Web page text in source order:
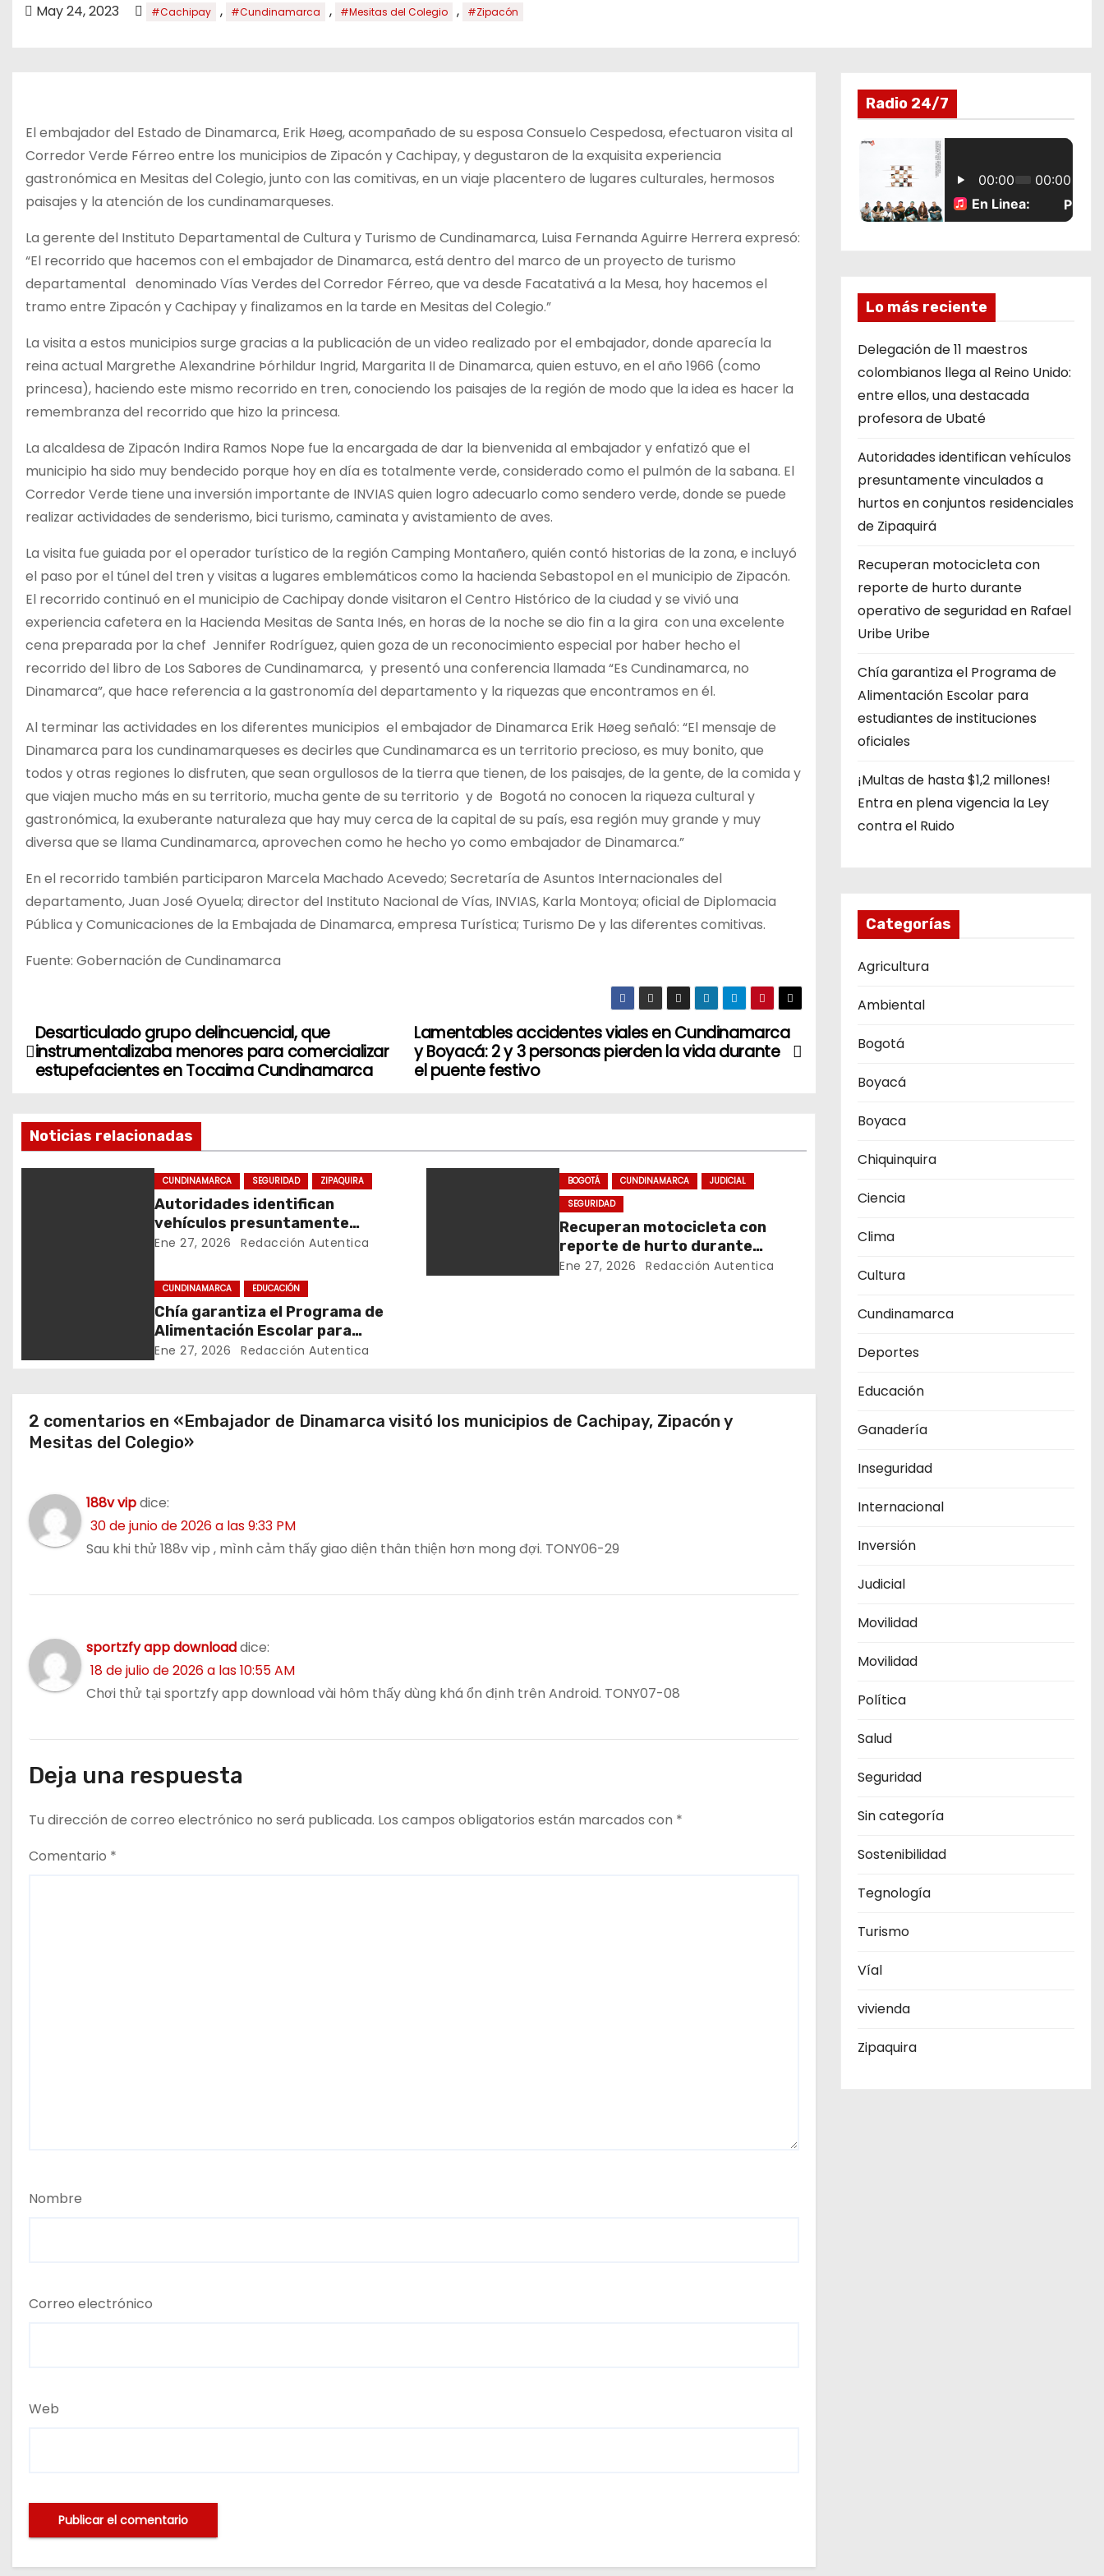
May 24, 2023 #Cachipay , #Cundinamarca , #Mesitas del Colegio , #Zipacón
El embajador del Estado de Dinamarca, Erik Høeg, acompañado de su esposa Consuelo Cespedosa, efectuaron visita al
Corredor Verde Férreo entre los municipios de Zipacón y Cachipay, y degustaron de la exquisita experiencia
gastronómica en Mesitas del Colegio, junto con las comitivas, en un viaje placentero de lugares culturales, hermosos
paisajes y la atención de los cundinamarqueses.
La gerente del Instituto Departamental de Cultura y Turismo de Cundinamarca, Luisa Fernanda Aguirre Herrera expresó:
“El recorrido que hacemos con el embajador de Dinamarca, está dentro del marco de un proyecto de turismo
departamental denominado Vías Verdes del Corredor Férreo, que va desde Facatativá a la Mesa, hoy hacemos el
tramo entre Zipacón y Cachipay y finalizamos en la tarde en Mesitas del Colegio.”
La visita a estos municipios surge gracias a la publicación de un video realizado por el embajador, donde aparecía la
reina actual Margrethe Alexandrine Þórhildur Ingrid, Margarita II de Dinamarca, quien estuvo, en el año 1966 (como
princesa), haciendo este mismo recorrido en tren, conociendo los paisajes de la región de modo que la idea es hacer la
remembranza del recorrido que hizo la princesa.
La alcaldesa de Zipacón Indira Ramos Nope fue la encargada de dar la bienvenida al embajador y enfatizó que el
municipio ha sido muy bendecido porque hoy en día es totalmente verde, considerado como el pulmón de la sabana. El
Corredor Verde tiene una inversión importante de INVIAS quien logro adecuarlo como sendero verde, donde se puede
realizar actividades de senderismo, bici turismo, caminata y avistamiento de aves.
La visita fue guiada por el operador turístico de la región Camping Montañero, quién contó historias de la zona, e incluyó
el paso por el túnel del tren y visitas a lugares emblemáticos como la hacienda Sebastopol en el municipio de Zipacón.
El recorrido continuó en el municipio de Cachipay donde visitaron el Centro Histórico de la ciudad y se vivió una
experiencia cafetera en la Hacienda Mesitas de Santa Inés, en horas de la noche se dio fin a la gira con una excelente
cena preparada por la chef Jennifer Rodríguez, quien goza de un reconocimiento especial por haber hecho el
recorrido del libro de Los Sabores de Cundinamarca, y presentó una conferencia llamada “Es Cundinamarca, no
Dinamarca”, que hace referencia a la gastronomía del departamento y la riquezas que encontramos en él.
Al terminar las actividades en los diferentes municipios el embajador de Dinamarca Erik Høeg señaló: “El mensaje de
Dinamarca para los cundinamarqueses es decirles que Cundinamarca es un territorio precioso, es muy bonito, que
todos y otras regiones lo disfruten, que sean orgullosos de la tierra que tienen, de los paisajes, de la gente, de la comida y
que viajen mucho más en su territorio, mucha gente de su territorio y de Bogotá no conocen la riqueza cultural y
gastronómica, la exuberante naturaleza que hay muy cerca de la capital de su país, esa región muy grande y muy
diversa que se llama Cundinamarca, aprovechen como he hecho yo como embajador de Dinamarca.”
En el recorrido también participaron Marcela Machado Acevedo; Secretaría de Asuntos Internacionales del
departamento, Juan José Oyuela; director del Instituto Nacional de Vías, INVIAS, Karla Montoya; oficial de Diplomacia
Pública y Comunicaciones de la Embajada de Dinamarca, empresa Turística; Turismo De y las diferentes comitivas.
Fuente: Gobernación de Cundinamarca
N
a
e
g
e
e
t
a
a
s
Lamentables accidentes viales en Cundinamarca
y Boyacá: 2 y 3 personas pierden la vida durante
el puente festivo
Desarticulado grupo delincuencial, que
instrumentalizaba menores para comercializar
estupefacientes en Tocaima Cundinamarca
Noticias relacionadas
CUNDINAMARCA SEGURIDAD ZIPAQUIRA
Autoridades identifican
vehículos presuntamente
vinculados a hurtos en
Zipaquirá
Ene 27, 2026 Redacción Autentica
BOGOTÁ CUNDINAMARCA
JUDICIAL
SEGURIDAD
Recuperan motocicleta con
reporte de hurto durante
operativo de seguridad en
Ene 27, 2026 Redacción Autentica
CUNDINAMARCA EDUCACIÓN
Chía garantiza el Programa de
Alimentación Escolar para
estudiantes de instituciones
Ene 27, 2026 Redacción Autentica
2 comentarios en «Embajador de Dinamarca visitó los municipios de Cachipay, Zipacón y
Mesitas del Colegio»
188v vipdice:
30 de junio de 2026 a las 9:33 PM
Sau khi thử 188v vip , mình cảm thấy giao diện thân thiện hơn mong đợi. TONY06-29
sportzfy app downloaddice:
18 de julio de 2026 a las 10:55 AM
Chơi thử tại sportzfy app download vài hôm thấy dùng khá ổn định trên Android. TONY07-08
Deja una respuesta
Tu dirección de correo electrónico no será publicada. Los campos obligatorios están marcados con *
Comentario *
Nombre
Correo electrónico
Web
Radio 24/7
Lo más reciente
Delegación de 11 maestros
colombianos llega al Reino Unido:
entre ellos, una destacada
profesora de Ubaté
Autoridades identifican vehículos
presuntamente vinculados a
hurtos en conjuntos residenciales
de Zipaquirá
Recuperan motocicleta con
reporte de hurto durante
operativo de seguridad en Rafael
Uribe Uribe
Chía garantiza el Programa de
Alimentación Escolar para
estudiantes de instituciones
oficiales
¡Multas de hasta $1,2 millones!
Entra en plena vigencia la Ley
contra el Ruido
Categorías
Agricultura
Ambiental
Bogotá
Boyacá
Boyaca
Chiquinquira
Ciencia
Clima
Cultura
Cundinamarca
Deportes
Educación
Ganadería
Inseguridad
Internacional
Inversión
Judicial
Movilidad
Movilidad
Política
Salud
Seguridad
Sin categoría
Sostenibilidad
Tegnología
Turismo
Víal
vivienda
Zipaquira